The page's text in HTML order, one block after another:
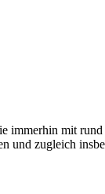
immerhin mit
und zugleich